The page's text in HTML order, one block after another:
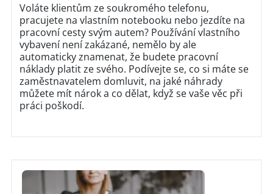
Voláte klientům ze soukromého telefonu,
pracujete na vlastním notebooku nebo jezdíte na
pracovní cesty svým autem? Používání vlastního
vybavení není zakázané, nemělo by ale
automaticky znamenat, že budete pracovní
náklady platit ze svého. Podívejte se, co si máte se
zaměstnavatelem domluvit, na jaké náhrady
můžete mít nárok a co dělat, když se vaše věc při
práci poškodí.